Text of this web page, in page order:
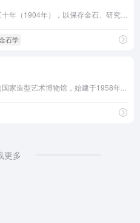
石学
家造型艺术博物馆，始建于1958年...
更多